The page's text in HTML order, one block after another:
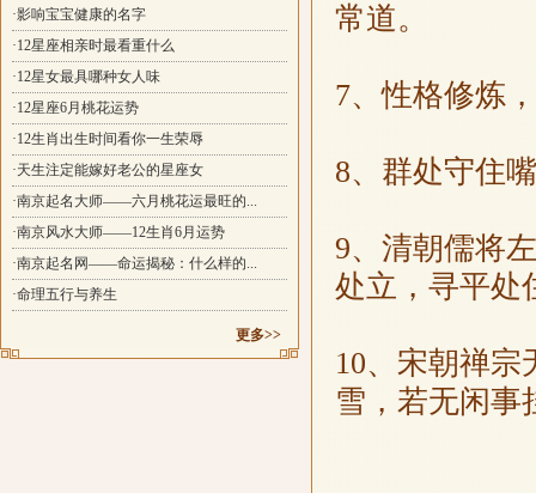
·影响宝宝健康的名字
·12星座相亲时最看重什么
·12星女最具哪种女人味
·12星座6月桃花运势
·12生肖出生时间看你一生荣辱
·天生注定能嫁好老公的星座女
·南京起名大师——六月桃花运最旺的...
·南京风水大师——12生肖6月运势
·南京起名网——命运揭秘：什么样的...
·命理五行与养生
更多>>
常道。
7、性格修炼
8、群处守住
9、清朝儒将
处立，寻平处
10、宋朝禅
雪，若无闲事